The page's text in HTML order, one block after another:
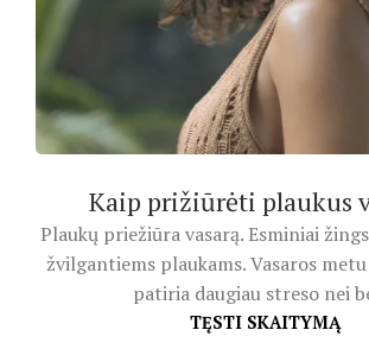
Kaip prižiūrėti plaukus
Plaukų priežiūra vasarą. Esminiai
žvilgantiems plaukams. Vasaros
patiria daugiau streso nei
TĘSTI SKAITYMĄ